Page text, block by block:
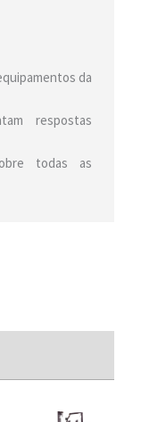
da
respostas
todas as